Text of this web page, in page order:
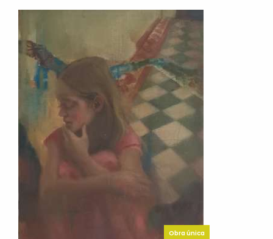
Obra única